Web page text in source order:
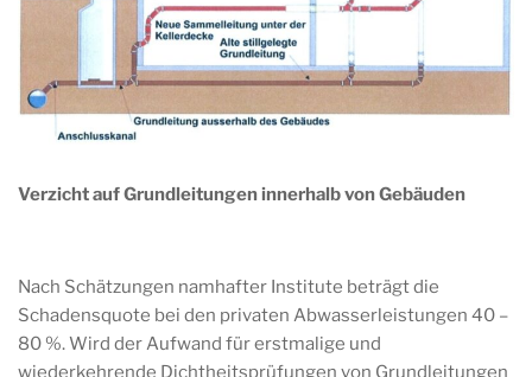
Verzicht auf Grundleitungen innerhalb von Gebäuden
Nach Schätzungen namhafter Institute beträgt die
Schadensquote bei den privaten Abwasserleistungen 40 –
80 %. Wird der Aufwand für erstmalige und
wiederkehrende Dichtheitsprüfungen von Grundleitungen